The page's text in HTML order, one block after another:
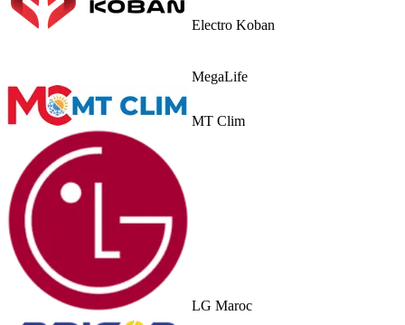
Electro Koban
MegaLife
MT Clim
LG Maroc